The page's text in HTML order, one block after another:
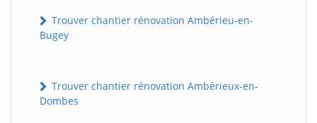
Trouver chantier rénovation Ambérieu-en-
Bugey
Trouver chantier rénovation Ambérieux-en-
Dombes